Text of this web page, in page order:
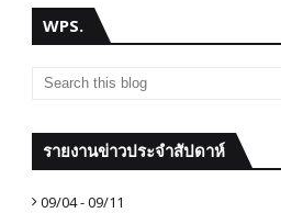
WPS.
รายงานข่าวประจำสัปดาห์
09/04 - 09/11